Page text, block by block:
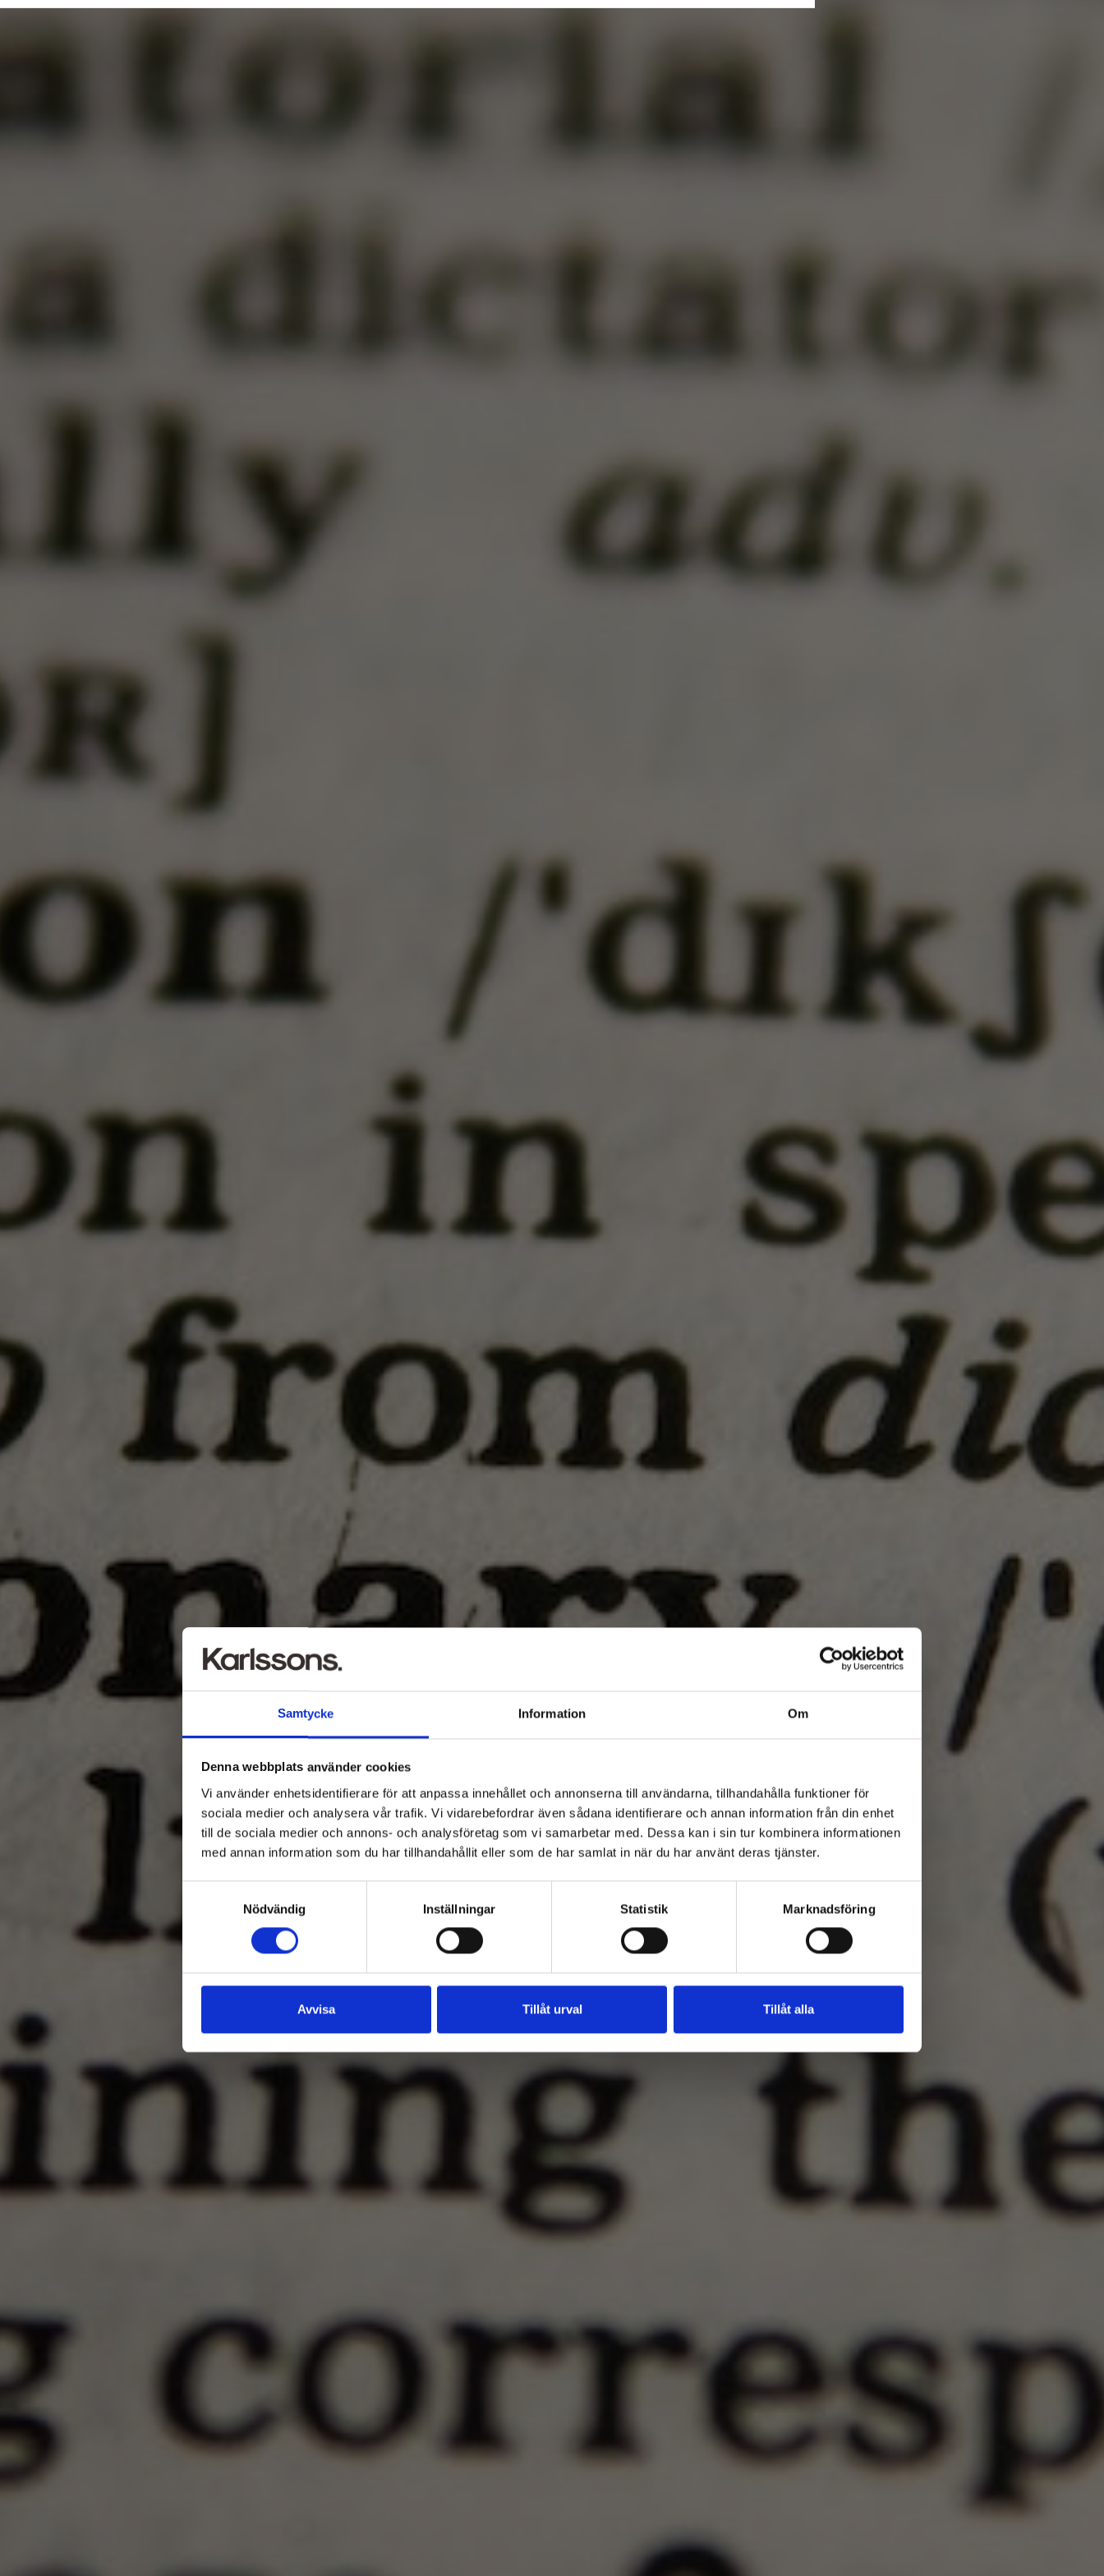
Samtycke Information Om
Denna webbplats använder cookies
Vi använder enhetsidentifierare för att anpassa innehållet och annonserna till användarna, tillhandahålla funktioner för
sociala medier och analysera vår trafik. Vi vidarebefordrar även sådana identifierare och annan information från din enhet
till de sociala medier och annons- och analysföretag som vi samarbetar med. Dessa kan i sin tur kombinera informationen
med annan information som du har tillhandahållit eller som de har samlat in när du har använt deras tjänster.
Nödvändig
Inställningar Statistik Marknadsföring
Avvisa Tillåt urval Tillåt alla